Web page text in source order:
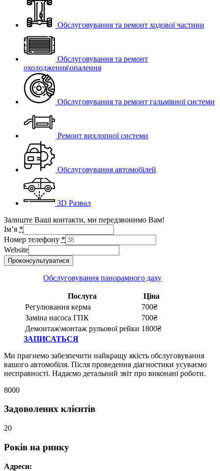
Обслуговування та ремонт ходової частини
Обслуговування та ремонт
охолодження\опалення
Обслуговування та ремонт гальмівної системи
Ремонт вихлопної системи
Обслуговування автомобілей
3D Развал
Залиште Ваші контакти, ми передзвонимо Вам!
Ім’я *
Номер телефону *
Website
Проконсультуватися
Обслуговування панорамного даху
Послуга
Ціна
Регулювання керма
700₴
Заміна насоса ГПК
700₴
Демонтаж\монтаж рульової рейки 1800₴
ЗАПИСАТЬСЯ
Ми прагнемо забезпечити найкращу якість обслуговування
вашого автомобіля. Після проведення діагностики усуваємо
несправності. Надаємо детальний звіт про виконані роботи.
8000
Задоволених клієнтів
20
Років на ринку
Адреси: